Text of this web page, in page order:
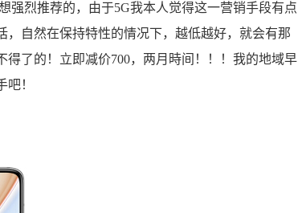
强烈推荐的，由于5G我本人觉得这一营销手段有点
，自然在保持特性的情况下，越低越好，就会有那
了的！立即减价700，两月時间！！！我的地域早
！